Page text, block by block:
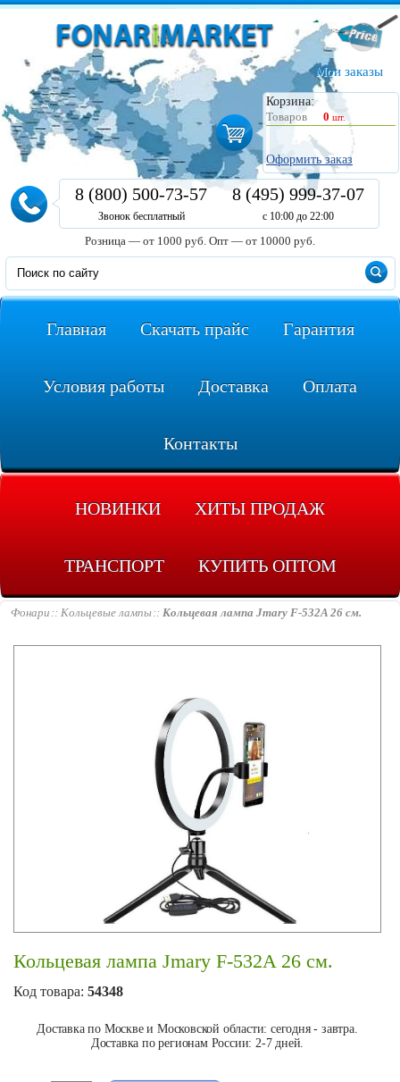
Мои заказы
Корзина:
Товаров
0 шт.
Оформить заказ
8 (800) 500-73-57
Звонок бесплатный
8 (495) 999-37-07
с 10:00 до 22:00
Розница — от 1000 руб. Опт — от 10000 руб.
Главная Скачать прайс Гарантия
Условия работы Доставка Оплата
Контакты
НОВИНКИ ХИТЫ ПРОДАЖ
ТРАНСПОРТ КУПИТЬ ОПТОМ
Фонари Кольцевые лампы Кольцевая лампа Jmary F-532A 26 см.
Кольцевая лампа Jmary F-532A 26 см.
Код товара: 54348
Доставка по Москве и Московской области: сегодня - завтра.
Доставка по регионам России: 2-7 дней.